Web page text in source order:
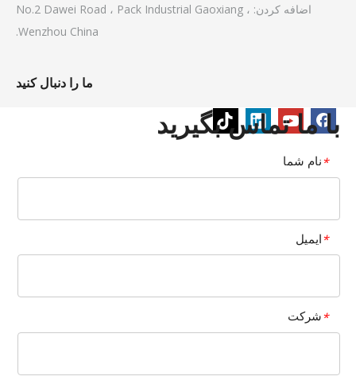
اضافه کردن: No.2 Dawei Road ، Pack Industrial Gaoxiang ،
Wenzhou China.
ما را دنبال کنید
با ما تماس بگیرید
*نام شما
*ایمیل
*شرکت